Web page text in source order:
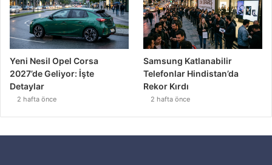
Yeni Nesil Opel Corsa
2027’de Geliyor: İşte
Detaylar
2 hafta önce
Samsung Katlanabilir
Telefonlar Hindistan’da
Rekor Kırdı
2 hafta önce